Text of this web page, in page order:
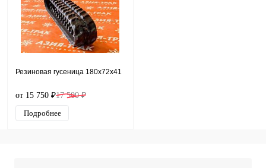
Резиновая гусеница 180x72x41
от 15 750 ₽17 500 ₽
Подробнее